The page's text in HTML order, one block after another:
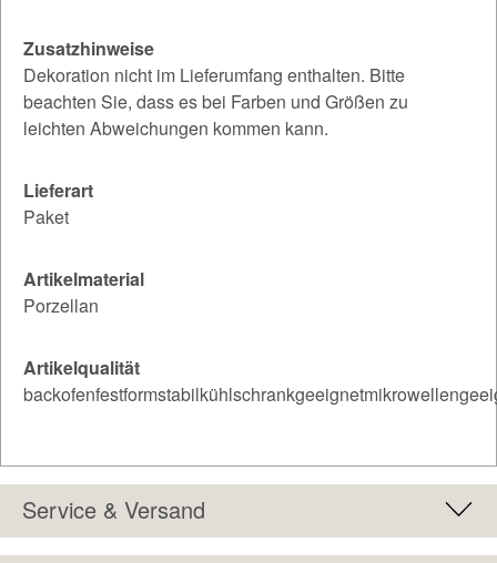
Zusatzhinweise
Dekoration nicht im Lieferumfang enthalten. Bitte
beachten Sie, dass es bei Farben und Größen zu
leichten Abweichungen kommen kann.
Lieferart
Paket
Artikelmaterial
Porzellan
Artikelqualität
Service & Versand